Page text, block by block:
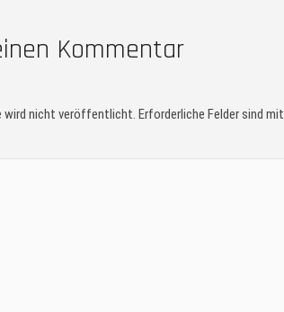
Kommentar
wird nicht veröffentlicht. Erforderliche Felder sind mit